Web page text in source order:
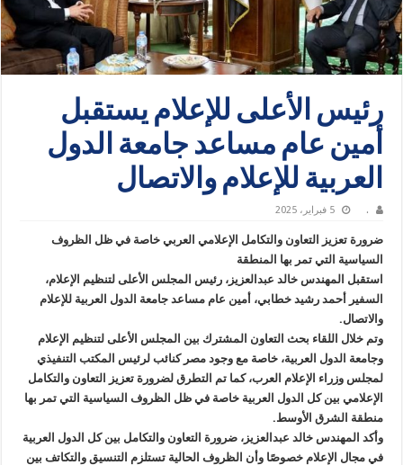
رئيس الأعلى للإعلام يستقبل
أمين عام مساعد جامعة الدول
العربية للإعلام والاتصال
. 5 فبراير، 2025
ضرورة تعزيز التعاون والتكامل الإعلامي العربي خاصة في ظل الظروف
السياسية التي تمر بها المنطقة
استقبل المهندس خالد عبدالعزيز، رئيس المجلس الأعلى لتنظيم الإعلام،
السفير أحمد رشيد خطابي، أمين عام مساعد جامعة الدول العربية للإعلام
والاتصال.
وتم خلال اللقاء بحث التعاون المشترك بين المجلس الأعلى لتنظيم الإعلام
وجامعة الدول العربية، خاصة مع وجود مصر كنائب لرئيس المكتب التنفيذي
لمجلس وزراء الإعلام العرب، كما تم التطرق لضرورة تعزيز التعاون والتكامل
الإعلامي بين كل الدول العربية خاصة في ظل الظروف السياسية التي تمر بها
منطقة الشرق الأوسط.
وأكد المهندس خالد عبدالعزيز، ضرورة التعاون والتكامل بين كل الدول العربية
في مجال الإعلام خصوصًا وأن الظروف الحالية تستلزم التنسيق والتكاتف بين